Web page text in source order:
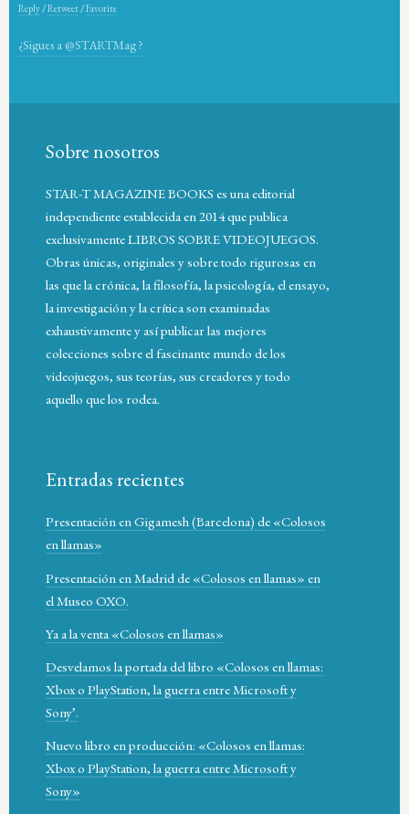
Reply /Retweet /Favorite
¿Sigues a @STARTMag ?
Sobre nosotros
STAR-T MAGAZINE BOOKS es una editorial
independiente establecida en 2014 que publica
exclusivamente LIBROS SOBRE VIDEOJUEGOS.
Obras únicas, originales y sobre todo rigurosas en
las que la crónica, la filosofía, la psicología, el ensayo,
la investigación y la crítica son examinadas
exhaustivamente y así publicar las mejores
colecciones sobre el fascinante mundo de los
videojuegos, sus teorías, sus creadores y todo
aquello que los rodea.
Entradas recientes
Presentación en Gigamesh (Barcelona) de «Colosos
en llamas»
Presentación en Madrid de «Colosos en llamas» en
el Museo OXO.
Ya a la venta «Colosos en llamas»
Desvelamos la portada del libro «Colosos en llamas:
Xbox o PlayStation, la guerra entre Microsoft y
Sony’.
Nuevo libro en producción: «Colosos en llamas:
Xbox o PlayStation, la guerra entre Microsoft y
Sony»